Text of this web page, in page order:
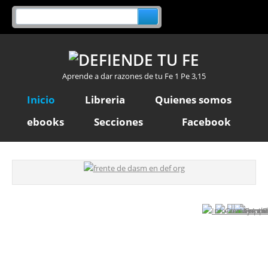
Aprende a dar razones de tu Fe 1 Pe 3,15
Inicio Libreria
Quienes somos
ebooks
Secciones Facebook